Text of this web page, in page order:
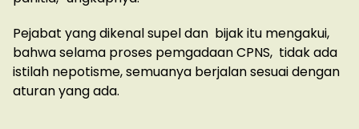
Pejabat yang dikenal supel dan bijak itu mengakui,
bahwa selama proses pemgadaan CPNS, tidak ada
istilah nepotisme, semuanya berjalan sesuai dengan
aturan yang ada.